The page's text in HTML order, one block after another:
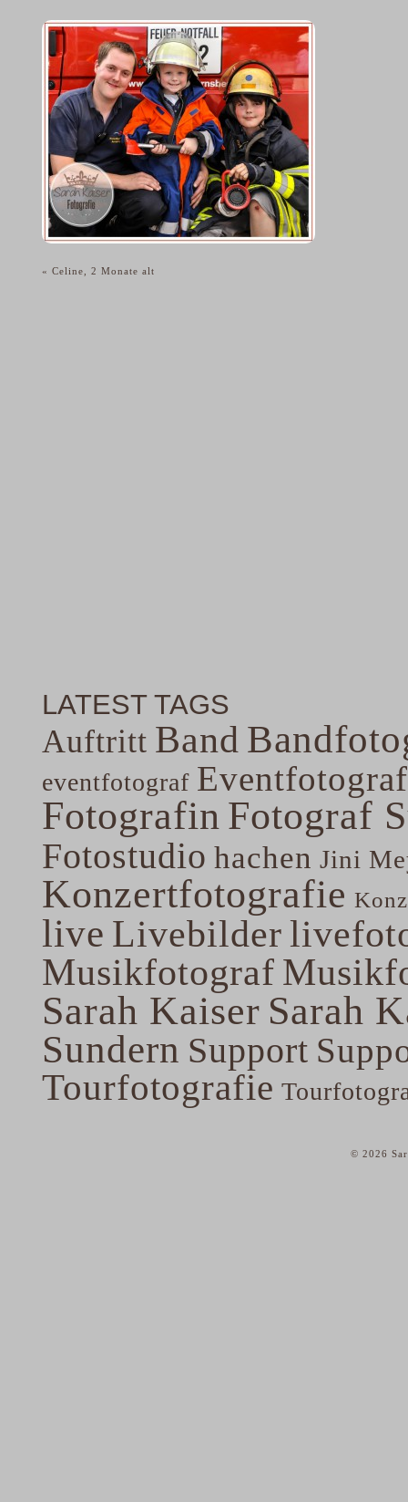
« Celine, 2 Monate alt
LATEST TAGS
Auftritt Band
eventfotograf
Fotografin Fotograf
Fotostudio hachen Jini
Konzertfotografie
live Livebilder
Musikfotograf
Sarah Kaiser Sarah
Sundern Support
Tourfotografie
© 2026